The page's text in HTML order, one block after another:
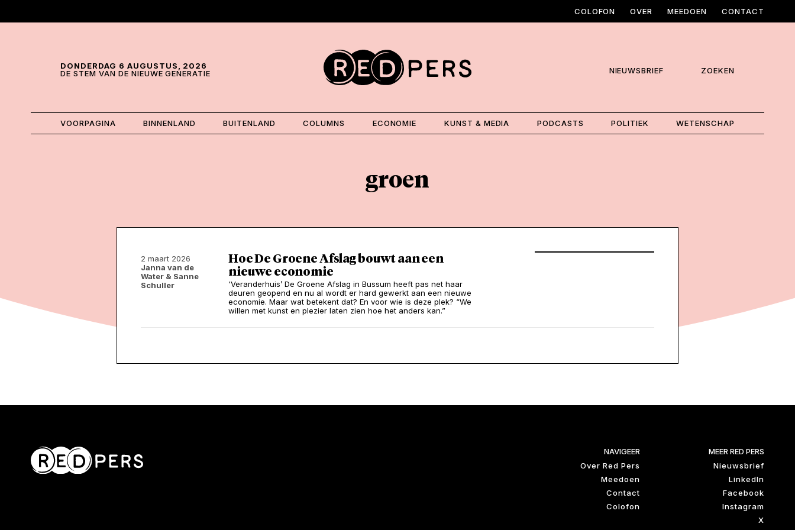
COLOFON OVER MEEDOEN CONTACT
DONDERDAG 6 AUGUSTUS, 2026
DE STEM VAN DE NIEUWE GENERATIE
NIEUWSBRIEF ZOEKEN
VOORPAGINA BINNENLAND BUITENLAND COLUMNS ECONOMIE KUNST & MEDIA PODCASTS POLITIEK WETENSCHAP
groen
2 maart 2026
Janna van de
Water & Sanne
Schuller
Hoe De Groene Afslag bouwt aan een
nieuwe economie
'Veranderhuis’ De Groene Afslag in Bussum heeft pas net haar
deuren geopend en nu al wordt er hard gewerkt aan een nieuwe
economie. Maar wat betekent dat? En voor wie is deze plek? “We
willen met kunst en plezier laten zien hoe het anders kan.”
NAVIGEER
Over Red Pers
Meedoen
Contact
Colofon
MEER RED PERS
Nieuwsbrief
LinkedIn
Facebook
Instagram
X